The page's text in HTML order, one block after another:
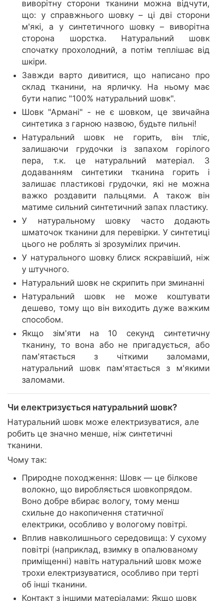
виворітну сторони тканини можна відчути,
що: у справжнього шовку – ці дві сторони
м'які, а у синтетичного шовку – виворітна
сторона шорстка. Натуральний шовк
спочатку прохолодний, а потім теплішає від
шкіри.
Завжди варто дивитися, що написано про
склад тканини, на ярличку. На ньому має
бути напис "100% натуральний шовк".
Шовк "Армані" - не є шовком, це звичайна
синтетика з гарною назвою, будьте пильні!
Натуральний шовк не горить, він тліє,
залишаючи грудочки із запахом горілого
пера, т.к. це натуральний матеріал. З
додаванням синтетики тканина горить і
залишає пластикові грудочки, які не можна
важко роздавити пальцями. А також він
матиме сильний синтетичний запах пластику.
У натуральному шовку часто додають
шматочок тканини для перевірки. У синтетиці
цього не роблять зі зрозумілих причин.
У натурального шовку блиск яскравіший, ніж
у штучного.
Натуральний шовк не скрипить при зминанні
Натуральний шовк не може коштувати
дешево, тому що він виходить дуже важким
способом.
Якщо зім'яти на 10 секунд синтетичну
тканину, то вона або не пригадується, або
пам'ятається з чіткими заломами,
натуральний шовк пам'ятається з м'якими
заломами.
Чи електризується натуральний шовк?
Натуральний шовк може електризуватися, але
робить це значно менше, ніж синтетичні
тканини.
Чому так:
Природне походження: Шовк — це білкове
волокно, що виробляється шовкопрядом.
Воно добре вбирає вологу, тому менш
схильне до накопичення статичної
електрики, особливо у вологому повітрі.
Вплив навколишнього середовища: У сухому
повітрі (наприклад, взимку в опалюваному
приміщенні) навіть натуральний шовк може
трохи електризуватися, особливо при терті
об інші тканини.
Контакт з іншими матеріалами: Якщо шовк